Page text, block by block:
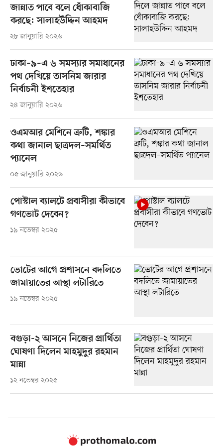
জান্নাত পাবে বলে ধোঁকাবাজি
করছে: সালাহউদ্দিন আহমদ
২৮ জানুয়ারি ২০২৬
ঢাকা–৯–এ ৬ সমস্যার সমাধানের
পথ দেখিয়ে তাসনিম জারার
নির্বাচনী ইশতেহার
২৪ জানুয়ারি ২০২৬
ওএমআর মেশিনে ত্রুটি, শঙ্কার
কথা জানাল ছাত্রদল–সমর্থিত
প্যানেল
০৫ জানুয়ারি ২০২৬
পোস্টাল ব্যালটে প্রবাসীরা কীভাবে
গণভোট দেবেন?
১৯ নভেম্বর ২০২৫
ভোটের আগে প্রশাসনে বদলিতে
জামায়াতের আস্থা লটারিতে
১৯ নভেম্বর ২০২৫
বগুড়া-২ আসনে নিজের প্রার্থিতা
ঘোষণা দিলেন মাহমুদুর রহমান
মান্না
১২ নভেম্বর ২০২৫